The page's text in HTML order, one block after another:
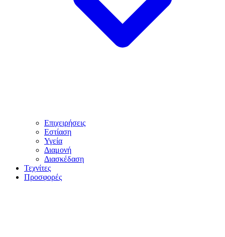
Επιχειρήσεις
Εστίαση
Υγεία
Διαμονή
Διασκέδαση
Τεχνίτες
Προσφορές